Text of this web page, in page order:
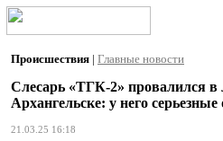
Происшествия | Главные новости
Слесарь «ТГК-2» провалился
Архангельске: у него
21.03.25 16:18